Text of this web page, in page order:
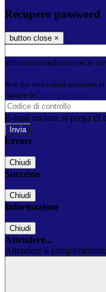
Recupero password
button close ×
all'indirizzo indicato con le
Non hai una e-mail associata
tramite la
E-mail inviata, si prega di
Errore
Chiudi
Successo
Chiudi
Informazione
Chiudi
Attendere...
Attendere il